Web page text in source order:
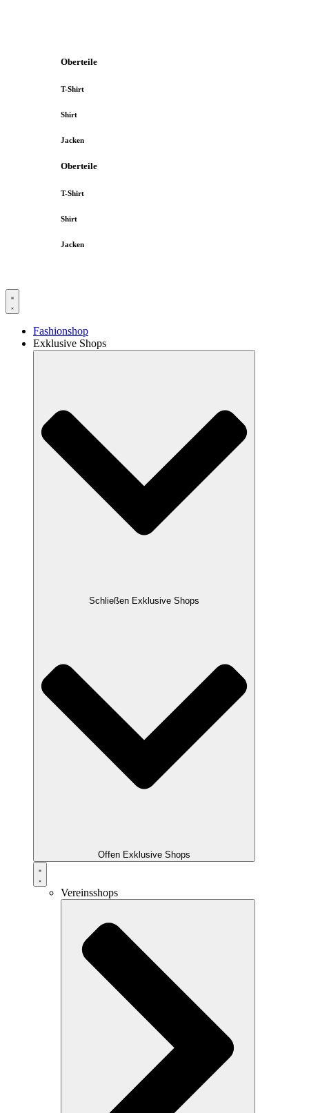
Oberteile
T-Shirt
Shirt
Jacken
Oberteile
T-Shirt
Shirt
Jacken
Fashionshop
Exklusive Shops
Schließen Exklusive Shops
Offen Exklusive Shops
Vereinsshops